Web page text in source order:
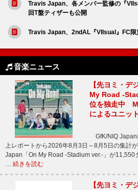
Travis Japan、各メンバー監修の『
回T盤ティザーも公開
Travis Japan、2ndAL『VIIsual』FC限
音楽ニュース
【先ヨミ・
My Road -
位を独走中
によるユニッ
GfK/NIQ Japan
上レポートから2026年8月3日～8月5日の集計
Japan「On My Road -Stadium ver.-」が11,550
… 続きを読む
【先ヨミ・デ